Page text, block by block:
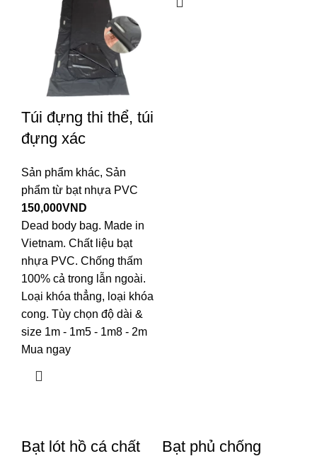
Túi đựng thi thể, túi
đựng xác
Sản phẩm khác, Sản
phẩm từ bạt nhựa PVC
150,000VND
Dead body bag. Made in
Vietnam. Chất liệu bạt
nhựa PVC. Chống thấm
100% cả trong lẫn ngoài.
Loại khóa thẳng, loại khóa
cong. Tùy chọn độ dài &
size 1m - 1m5 - 1m8 - 2m
Mua ngay
Bạt lót hồ cá chất
Bạt phủ chống